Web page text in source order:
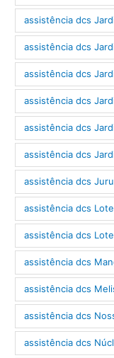
assistência dcs
assistência dcs
assistência dcs
assistência dcs
assistência dcs
assistência dcs
assistência dcs
assistência dcs
assistência dcs
assistência dcs
assistência dcs
assistência dcs
assistência dcs